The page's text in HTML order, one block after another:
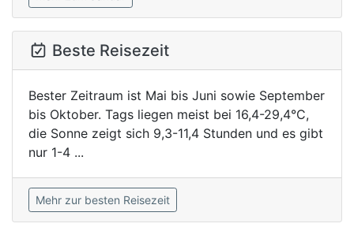
Beste Reisezeit
Bester Zeitraum ist Mai bis Juni sowie September
bis Oktober. Tags liegen meist bei 16,4-29,4°C,
die Sonne zeigt sich 9,3-11,4 Stunden und es gibt
nur 1-4 ...
Mehr zur besten Reisezeit